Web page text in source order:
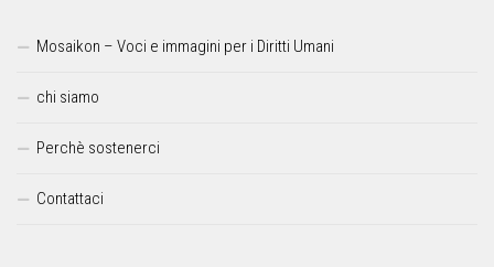
Mosaikon – Voci e immagini per i Diritti Umani
chi siamo
Perchè sostenerci
Contattaci